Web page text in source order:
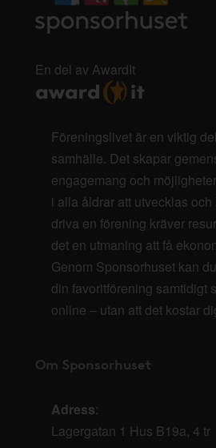
En del av AwardIt
Föreningslivet är en viktig
samhälle. Det skapar
engagemang och
i alla åldrar att utvecklas
driva en förening kräver
det en utmaning att få
Genom Sponsorhuset kan
din favoritförening samtidigt
online – utan att det kostar
Om Sponsorhuset
Adress:
Lagergatan 1 Hus B19a, 4 tr